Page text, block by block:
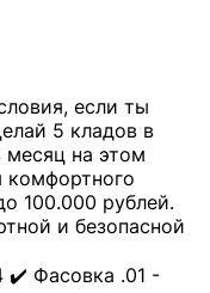
если ты
5 кладов в
месяц на этом
комфортного
100.000 рублей.
и безопасной
✔️ Фасовка .01 -